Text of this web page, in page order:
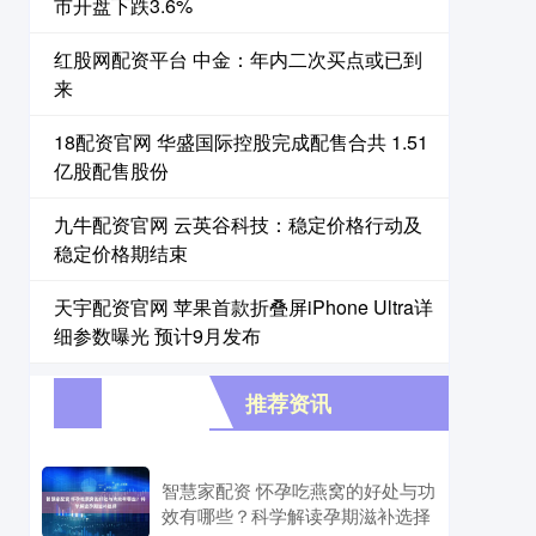
红股网配资平台 中金：年内二次买点或已到
来
18配资官网 华盛国际控股完成配售合共 1.51
亿股配售股份
九牛配资官网 云英谷科技：稳定价格行动及
稳定价格期结束
天宇配资官网 苹果首款折叠屏iPhone Ultra详
细参数曝光 预计9月发布
推荐资讯
智慧家配资 怀孕吃燕窝的好处与功
效有哪些？科学解读孕期滋补选择